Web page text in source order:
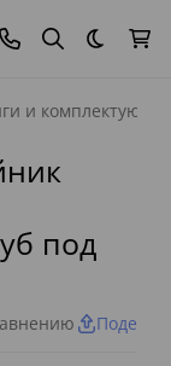
Темная
и
под